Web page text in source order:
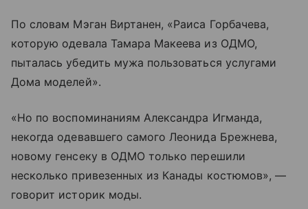
По словам Мэган Виртанен, «Раиса Горбачева,
которую одевала Тамара Макеева из ОДМО,
пыталась убедить мужа пользоваться услугами
Дома моделей».
«Но по воспоминаниям Александра Игманда,
некогда одевавшего самого Леонида Брежнева,
новому генсеку в ОДМО только перешили
несколько привезенных из Канады костюмов», —
говорит историк моды.